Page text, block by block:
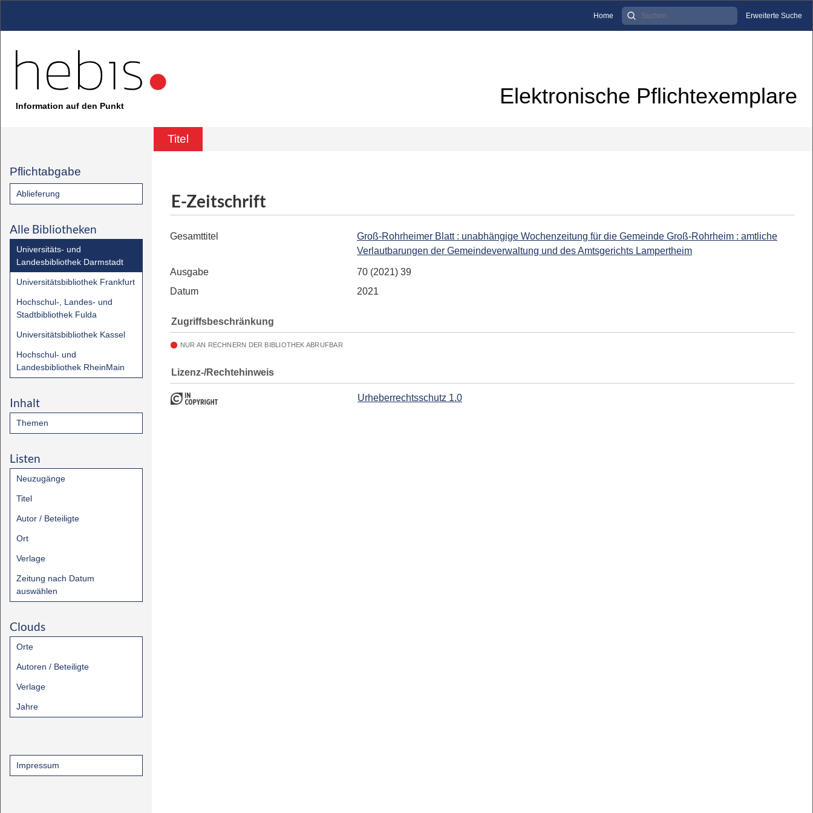
Home Erweiterte Suche
Information auf den Punkt Elektronische Pflichtexemplare
Titel
Pflichtabgabe
Ablieferung
Alle Bibliotheken
Universitäts- und
Landesbibliothek Darmstadt
Universitätsbibliothek Frankfurt
Hochschul-, Landes- und
Stadtbibliothek Fulda
Universitätsbibliothek Kassel
Hochschul- und
Landesbibliothek RheinMain
Inhalt
Themen
Listen
Neuzugänge
Titel
Autor / Beteiligte
Ort
Verlage
Zeitung nach Datum
auswählen
Clouds
Orte
Autoren / Beteiligte
Verlage
Jahre
Impressum
E-Zeitschrift
Gesamttitel
Groß-Rohrheimer Blatt : unabhängige Wochenzeitung für die Gemeinde Groß-Rohrheim : amtliche
Verlautbarungen der Gemeindeverwaltung und des Amtsgerichts Lampertheim
Ausgabe
70 (2021) 39
Datum
2021
Zugriffsbeschränkung
NUR AN RECHNERN DER BIBLIOTHEK ABRUFBAR
Lizenz-/Rechtehinweis
Urheberrechtsschutz 1.0